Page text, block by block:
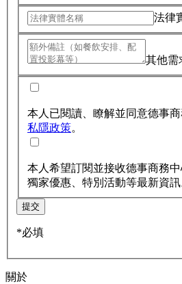
法律
其他需
本人已閱讀、瞭解並同意德事
私隱政策。
本人希望訂閱並接收德事商務
獨家優惠、特別活動等最新資訊
提交
*必填
關於